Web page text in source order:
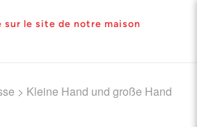
sur le site de notre maison
> Kleine Hand und große Hand